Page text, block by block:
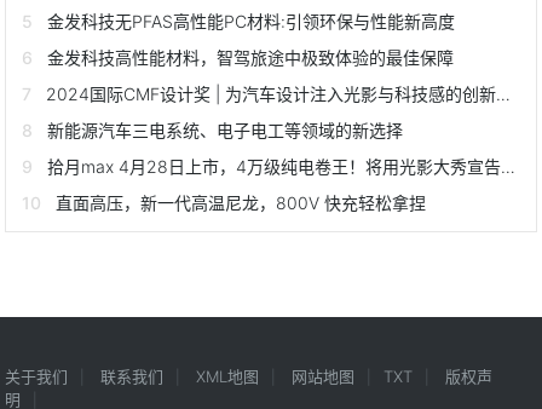
金发科技无PFAS高性能PC材料:引领环保与性能新高度
金发科技高性能材料，智驾旅途中极致体验的最佳保障
2024国际CMF设计奖 | 为汽车设计注入光影与科技感的创新材料
新能源汽车三电系统、电子电工等领域的新选择
拾月max 4月28日上市，4万级纯电卷王！将用光影大秀宣告上新
直面高压，新一代高温尼龙，800V 快充轻松拿捏
关于我们 联系我们 XML地图 网站地图 TXT
版权声
明